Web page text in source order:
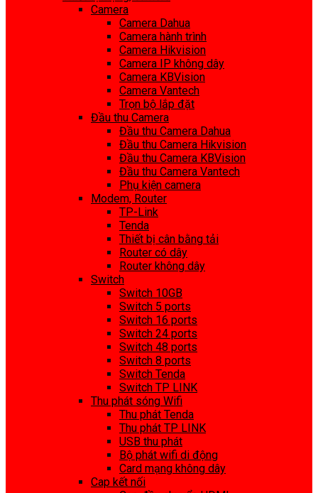
Camera
Camera Dahua
Camera hành trình
Camera Hikvision
Camera IP không dây
Camera KBVision
Camera Vantech
Trọn bộ lắp đặt
Đầu thu Camera
Đầu thu Camera Dahua
Đầu thu Camera Hikvision
Đầu thu Camera KBVision
Đầu thu Camera Vantech
Phụ kiện camera
Modem, Router
TP-Link
Tenda
Thiết bị cân bằng tải
Router có dây
Router không dây
Switch
Switch 10GB
Switch 5 ports
Switch 16 ports
Switch 24 ports
Switch 48 ports
Switch 8 ports
Switch Tenda
Switch TP LINK
Thu phát sóng Wifi
Thu phát Tenda
Thu phát TP LINK
USB thu phát
Bộ phát wifi di động
Card mạng không dây
Cap kết nối